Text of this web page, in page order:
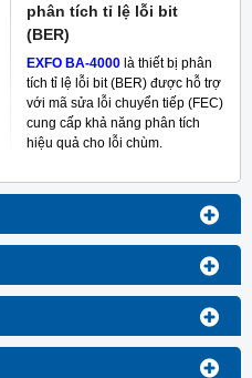
phân tích tỉ lệ lỗi bit
(BER)
EXFO BA-4000 là thiết bị phân
tích tỉ lệ lỗi bit (BER) được hỗ trợ
với mã sửa lỗi chuyển tiếp (FEC)
cung cấp khả năng phân tích
hiệu quả cho lỗi chùm.